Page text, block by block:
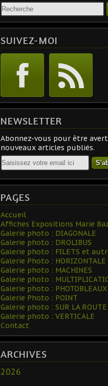
SUIVEZ-MOI
NEWSLETTER
Abonnez-vous pour être
nouveaux articles publiés.
Email
PAGES
Accueil
Affiches Expositions Marie
Galerie photo : DIAGONALE
Galerie photo : DROLIBUS
Galerie photo : FILETS et
Galerie Photo : HORIZONTALE
Galerie photo : MACHINES
Galerie photo :
Galerie photo : PHOTOBLEAUX
Galerie Photo : POINT
Galerie photo : SUR LA ROUTE
Galerie photo : VERTICALE
Contact
ARCHIVES
2026